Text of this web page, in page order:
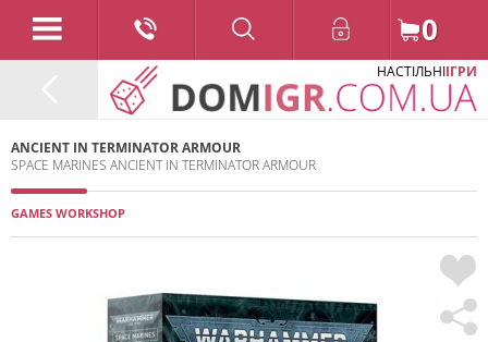
0
НАСТІЛЬНІІГРИ
ANCIENT IN TERMINATOR ARMOUR
SPACE MARINES ANCIENT IN TERMINATOR ARMOUR
GAMES WORKSHOP